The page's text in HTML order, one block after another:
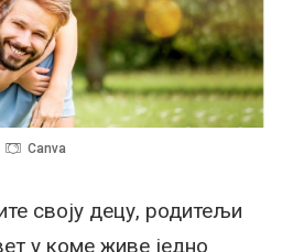
Canva
своју децу, родитељи
у коме живе једно